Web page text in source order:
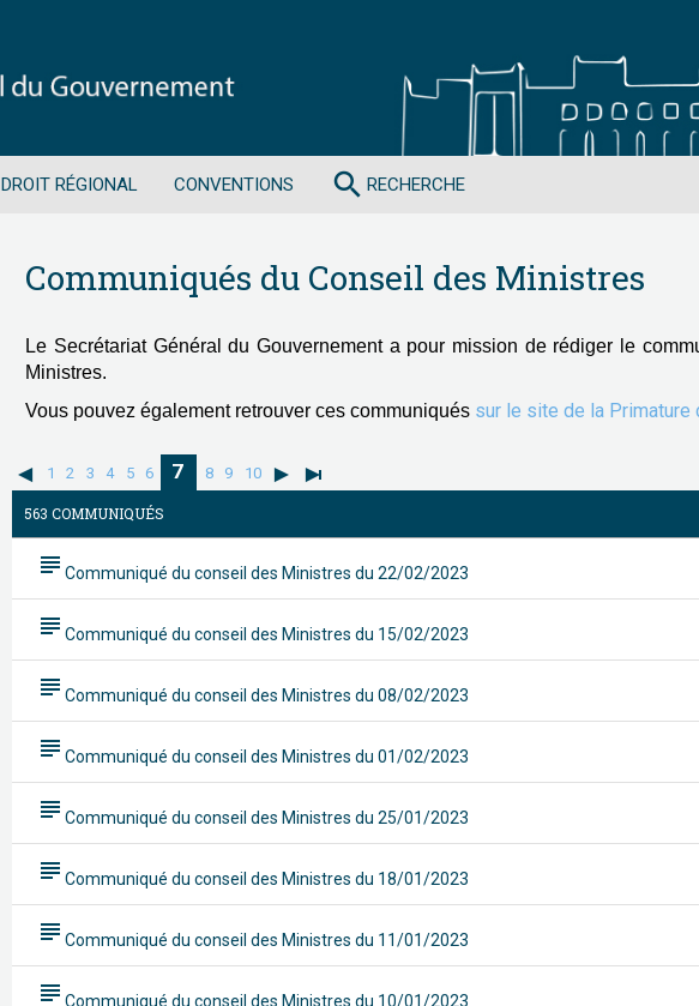
DROIT RÉGIONAL CONVENTIONS search RECHERCHE
Communiqués du Conseil des Ministres
Le Secrétariat Général du Gouvernement a pour mission de rédiger le
Ministres.
Vous pouvez également retrouver ces communiqués sur le site de la Primature
1 2 3 4 5 6 7 8 9 10
563 COMMUNIQUÉS
subject Communiqué du conseil des Ministres du 22/02/2023
subject Communiqué du conseil des Ministres du 15/02/2023
subject Communiqué du conseil des Ministres du 08/02/2023
subject Communiqué du conseil des Ministres du 01/02/2023
subject Communiqué du conseil des Ministres du 25/01/2023
subject Communiqué du conseil des Ministres du 18/01/2023
subject Communiqué du conseil des Ministres du 11/01/2023
subject Communiqué du conseil des Ministres du 10/01/2023